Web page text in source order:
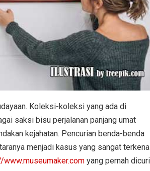
Koleksi-koleksi yang ada di
saksi bisu perjalanan panjang umat
kejahatan. Pencurian benda-benda
menjadi kasus yang sangat
www.museumaker.com yang pernah dicuri